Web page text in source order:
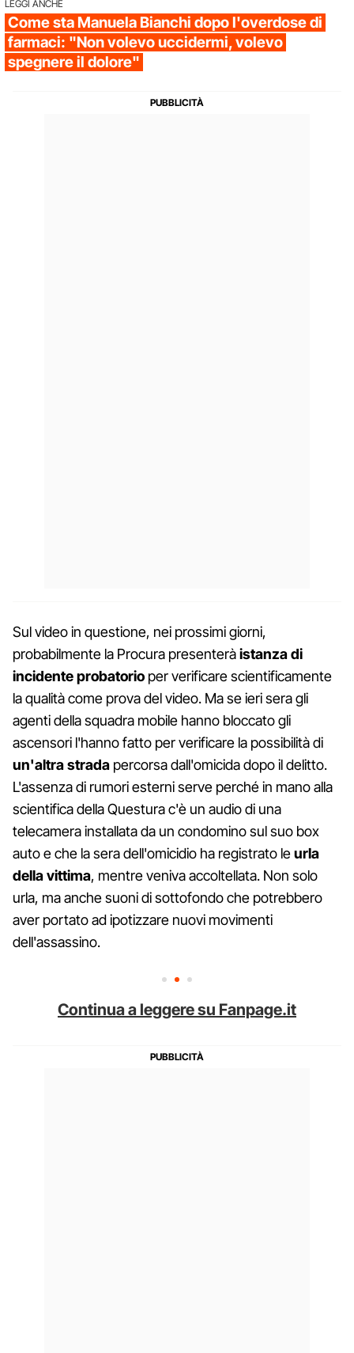
LEGGI ANCHE
Come sta Manuela Bianchi dopo l'overdose di
farmaci: "Non volevo uccidermi, volevo
spegnere il dolore"
Sul video in questione, nei prossimi giorni,
probabilmente la Procura presenteràistanza di
incidente probatorio per verificare scientificamente
la qualità come prova del video. Ma se ieri sera gli
agenti della squadra mobile hanno bloccato gli
ascensori l'hanno fatto per verificare la possibilità di
un'altrastrada percorsa dall'omicida dopo il delitto.
L'assenza di rumori esterni serve perché in mano alla
scientifica della Questura c'è un audio di una
telecamera installata da un condomino sul suo box
auto e che la sera dell'omicidio ha registrato leurla
della vittima, mentre veniva accoltellata. Non solo
urla, ma anche suoni di sottofondo che potrebbero
aver portato ad ipotizzare nuovi movimenti
dell'assassino.
Continua a leggere su Fanpage.it